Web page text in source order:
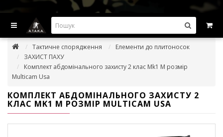
ВИГІДНІ ПРОПОЗИЦІІ — ЗНИЖКИ ДО -45%
Тактичне спорядження
Елементи до плитоносок
ЗАХИСТ ПАХУ
Комплект абдомінального захисту 2 клас Mk1 М розмір
Multicam Usa
КОМПЛЕКТ АБДОМІНАЛЬНОГО ЗАХИСТУ 2
КЛАС MK1 М РОЗМІР MULTICAM USA